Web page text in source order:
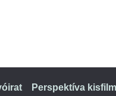
Perspektíva